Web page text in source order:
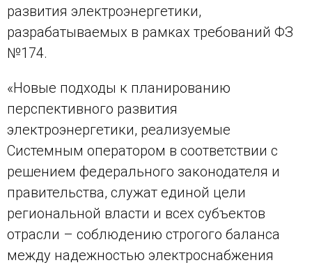
развития электроэнергетики,
разрабатываемых в рамках требований ФЗ
№174.
«Новые подходы к планированию
перспективного развития
электроэнергетики, реализуемые
Системным оператором в соответствии с
решением федерального законодателя и
правительства, служат единой цели
региональной власти и всех субъектов
отрасли – соблюдению строгого баланса
между надежностью электроснабжения